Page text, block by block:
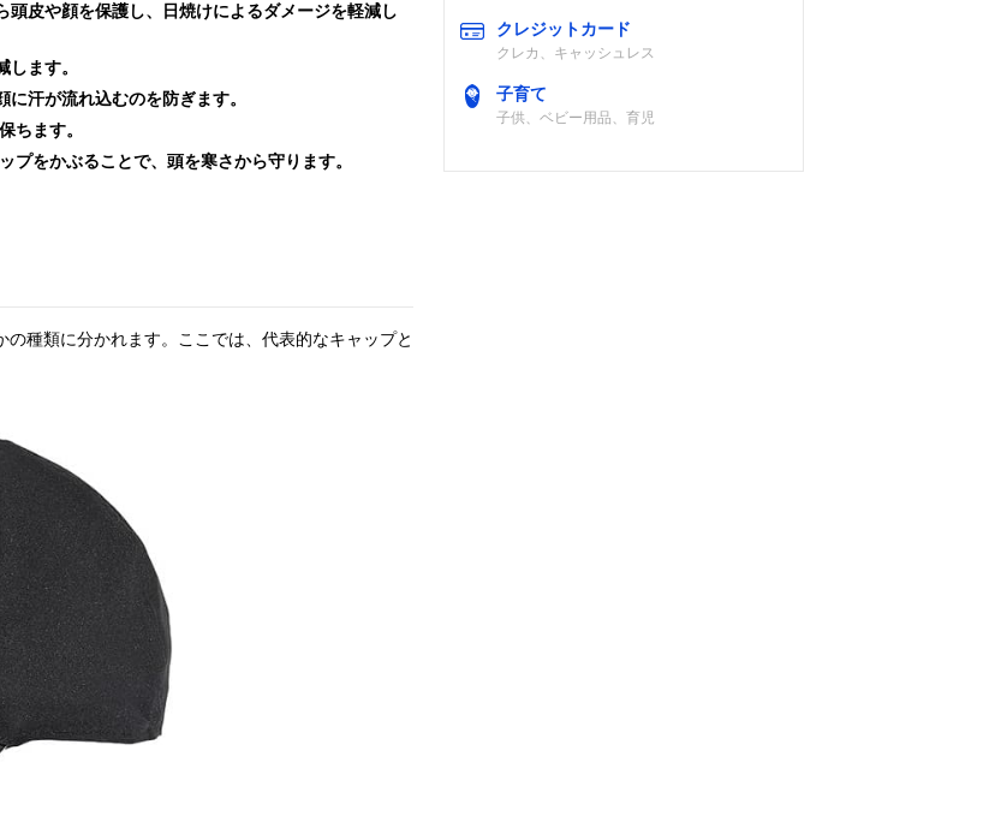
皮や顔を保護し、日焼けによるダメージを軽減し
ます。
汗が流れ込むのを防ぎます。
ちます。
プをかぶることで、頭を寒さから守ります。
種類に分かれます。ここでは、代表的なキャップと
クレジットカード
クレカ、キャッシュレス
子育て
子供、ベビー用品、育児